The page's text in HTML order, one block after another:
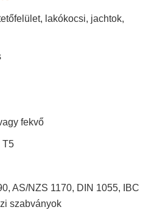
lakókocsi, jachtok,
fekvő
T5
AS/NZS 1170, DIN 1055, IBC
szabványok